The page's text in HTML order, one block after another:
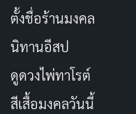
ตั้งชื่อร้านมงคล
นิทานอีสป
ดูดวงไพ่ทาโรต์
สีเสื้อมงคลวันนี้